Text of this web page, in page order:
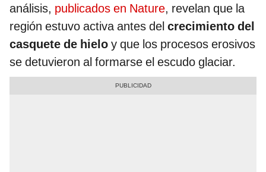
análisis, publicados en Nature, revelan que la
región estuvo activa antes del crecimiento del
casquete de hielo y que los procesos erosivos
se detuvieron al formarse el escudo glaciar.